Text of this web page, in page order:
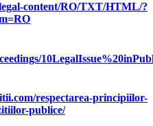
content/RO/TXT/HTML/?
respectarea-principiilor-
publice/